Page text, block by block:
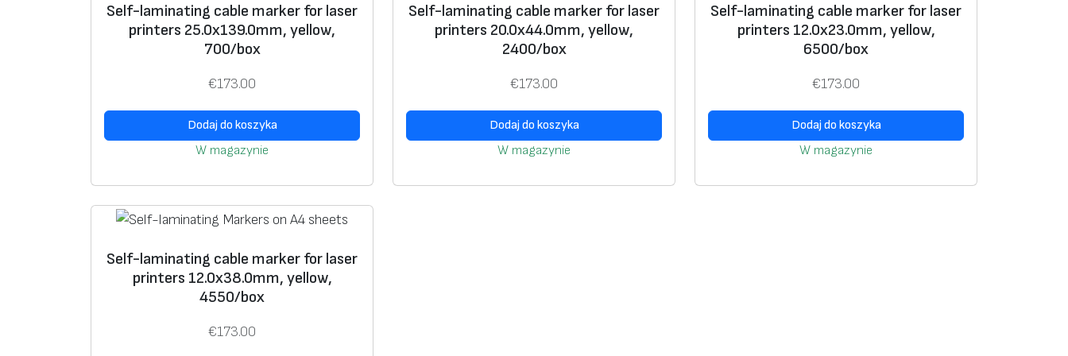
n
g
c
a
l
e
a
Self-laminating cable marker for laser
printers 25.0х139.0mm, yellow,
700/box
€173.00
Dodaj do koszyka
W magazynie
Self-laminating cable marker for laser
printers 20.0х44.0mm, yellow,
2400/box
€173.00
Dodaj do koszyka
W magazynie
Self-laminating cable marker for laser
printers 12.0х23.0mm, yellow,
6500/box
€173.00
Dodaj do koszyka
W magazynie
Self-laminating cable marker for laser
printers 12.0х38.0mm, yellow,
4550/box
€173.00